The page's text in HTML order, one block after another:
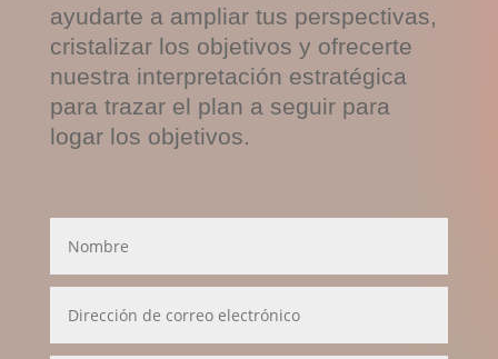
ayudarte a ampliar tus perspectivas,
cristalizar los objetivos y ofrecerte
nuestra interpretación estratégica
para trazar el plan a seguir para
logar los objetivos.